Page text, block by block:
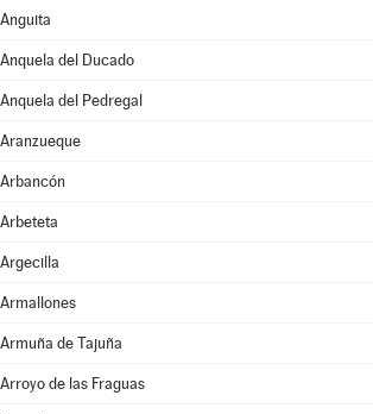
Anguita
Anquela del Ducado
Anquela del Pedregal
Aranzueque
Arbancón
Arbeteta
Argecilla
Armallones
Armuña de Tajuña
Arroyo de las Fraguas